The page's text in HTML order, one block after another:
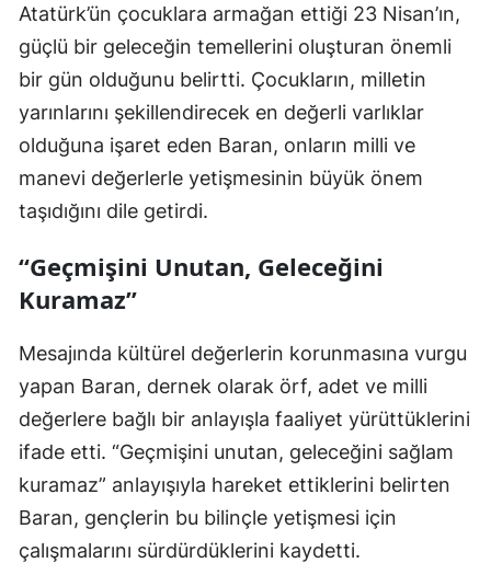
Atatürk’ün çocuklara armağan ettiği 23 Nisan’ın,
güçlü bir geleceğin temellerini oluşturan önemli
bir gün olduğunu belirtti. Çocukların, milletin
yarınlarını şekillendirecek en değerli varlıklar
olduğuna işaret eden Baran, onların milli ve
manevi değerlerle yetişmesinin büyük önem
taşıdığını dile getirdi.
“Geçmişini Unutan, Geleceğini
Kuramaz”
Mesajında kültürel değerlerin korunmasına vurgu
yapan Baran, dernek olarak örf, adet ve milli
değerlere bağlı bir anlayışla faaliyet yürüttüklerini
ifade etti. “Geçmişini unutan, geleceğini sağlam
kuramaz” anlayışıyla hareket ettiklerini belirten
Baran, gençlerin bu bilinçle yetişmesi için
çalışmalarını sürdürdüklerini kaydetti.